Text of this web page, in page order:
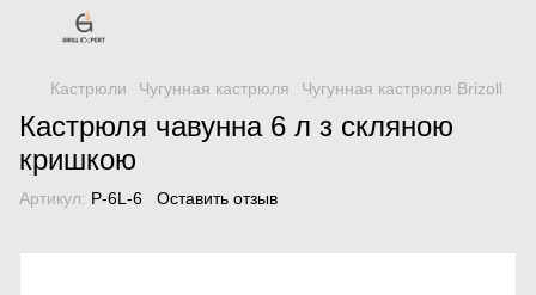
Кастрюли Чугунная кастрюля Чугунная кастрюля Brizoll
Кастрюля чавунна 6 л з скляною
кришкою
Артикул: P-6L-6 Оставить отзыв